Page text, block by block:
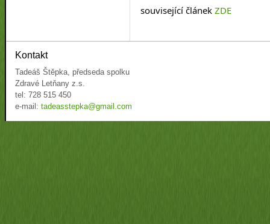
související článek ZDE
Kontakt
Tadeáš Štěpka, předseda spolku
Zdravé Letňany z.s.
tel: 728 515 450
e-mail: tadeasstepka@gmail.com